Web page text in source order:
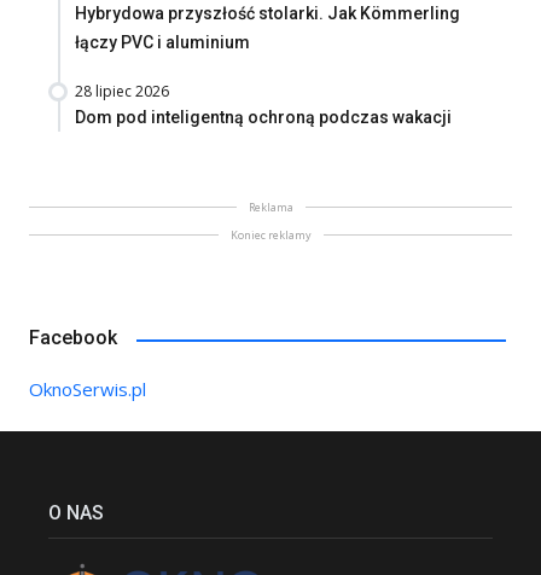
Hybrydowa przyszłość stolarki. Jak Kömmerling
łączy PVC i aluminium
28 lipiec 2026
Dom pod inteligentną ochroną podczas wakacji
Reklama
Koniec reklamy
Facebook
OknoSerwis.pl
O NAS